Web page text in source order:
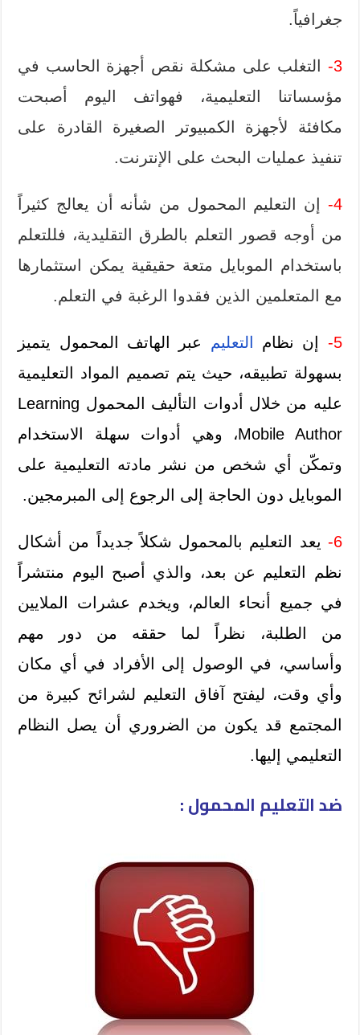
جغرافياً.
3-
التغلب على مشكلة نقص أجهزة الحاسب في
مؤسساتنا التعليمية، فهواتف اليوم أصبحت
مكافئة لأجهزة الكمبيوتر الصغيرة القادرة على
تنفيذ عمليات البحث على الإنترنت.
4-
إن التعليم المحمول من شأنه أن يعالج كثيراً
من أوجه قصور التعلم بالطرق التقليدية، فللتعلم
باستخدام الموبايل متعة حقيقية يمكن استثمارها
مع المتعلمين الذين فقدوا الرغبة في التعلم.
5- إن نظام التعليم عبر الهاتف المحمول يتميز
بسهولة تطبيقه، حيث يتم تصميم المواد التعليمية
عليه من خلال أدوات التأليف المحمول Learning
Mobile Author، وهي أدوات سهلة الاستخدام
وتمكّن أي شخص من نشر مادته التعليمية على
الموبايل دون الحاجة إلى الرجوع إلى المبرمجين.
6-
يعد التعليم بالمحمول شكلاً جديداً من أشكال
نظم التعليم عن بعد، والذي أصبح اليوم منتشراً
في جميع أنحاء العالم، ويخدم عشرات الملايين
من الطلبة، نظراً لما حققه من دور مهم
وأساسي، في الوصول إلى الأفراد في أي مكان
وأي وقت، ليفتح آفاق التعليم لشرائح كبيرة من
المجتمع قد يكون من الضروري أن يصل النظام
التعليمي إليها.
ضد التعليم المحمول :